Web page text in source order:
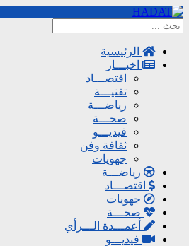
الرئيسية
اخبـــار
اقتصـــاد
تقنيـــة
رياضـــة
صحـــة
فيديـــو
ثقافة وفن
جهويات
رياضـــة
اقتصـــاد
جهويات
صحـــة
أعمـــدة الـــرأي
فيديـــو